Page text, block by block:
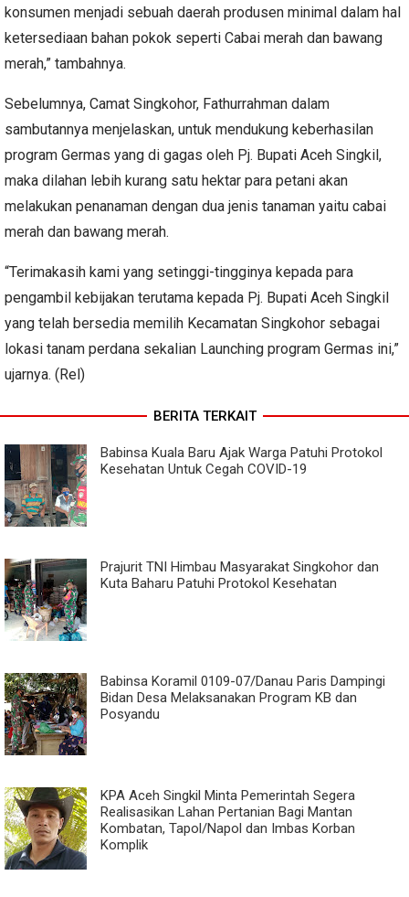
konsumen menjadi sebuah daerah produsen minimal dalam hal
ketersediaan bahan pokok seperti Cabai merah dan bawang
merah,” tambahnya.
Sebelumnya, Camat Singkohor, Fathurrahman dalam
sambutannya menjelaskan, untuk mendukung keberhasilan
program Germas yang di gagas oleh Pj. Bupati Aceh Singkil,
maka dilahan lebih kurang satu hektar para petani akan
melakukan penanaman dengan dua jenis tanaman yaitu cabai
merah dan bawang merah.
“Terimakasih kami yang setinggi-tingginya kepada para
pengambil kebijakan terutama kepada Pj. Bupati Aceh Singkil
yang telah bersedia memilih Kecamatan Singkohor sebagai
lokasi tanam perdana sekalian Launching program Germas ini,”
ujarnya. (Rel)
BERITA TERKAIT
Babinsa Kuala Baru Ajak Warga Patuhi Protokol
Kesehatan Untuk Cegah COVID-19
Prajurit TNI Himbau Masyarakat Singkohor dan
Kuta Baharu Patuhi Protokol Kesehatan
Babinsa Koramil 0109-07/Danau Paris Dampingi
Bidan Desa Melaksanakan Program KB dan
Posyandu
KPA Aceh Singkil Minta Pemerintah Segera
Realisasikan Lahan Pertanian Bagi Mantan
Kombatan, Tapol/Napol dan Imbas Korban
Komplik